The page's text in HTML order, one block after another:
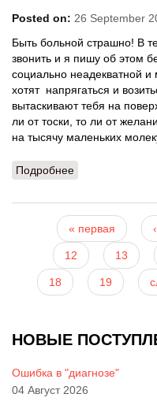
Posted on: 26 September
Быть больной страшно! В
звонить и я пишу об этом
социально неадекватной
хотят напрягаться и
вытаскивают тебя на
ли от тоски, то ли от
на тысячу маленьких
Подробнее
Страницы
« первая
12 13
18 19
НОВЫЕ
Ошибка в "диагнозе"
04 Август 2026